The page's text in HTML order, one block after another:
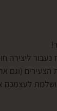
נעבור
(וגם
לעצמכם